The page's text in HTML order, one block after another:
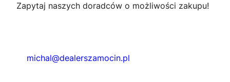
Zapytaj naszych doradców o możliwości zakupu!
michal@dealerszamocin.pl